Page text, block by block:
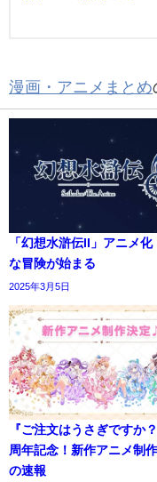
漫画・アニメまとめ
「幻想水滸伝II」アニメ化
な冒険が始まる
2025年3月5日
『ご注文はうさぎですか
周年記念！新作アニメ制
の速報